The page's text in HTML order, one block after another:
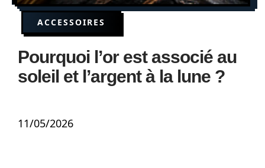
ACCESSOIRES
Pourquoi l’or est associé au
soleil et l’argent à la lune ?
11/05/2026